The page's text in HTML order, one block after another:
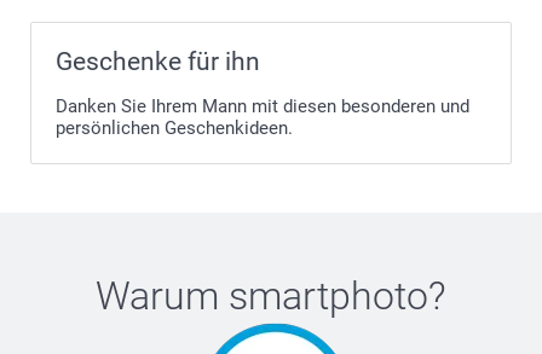
Geschenke für ihn
Danken Sie Ihrem Mann mit diesen besonderen und
persönlichen Geschenkideen.
Warum smartphoto?